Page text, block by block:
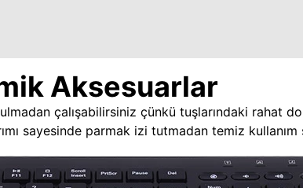
Aksesuarlar
çalışabilirsiniz çünkü tuşlarındaki rahat
sayesinde parmak izi tutmadan temiz kullanım